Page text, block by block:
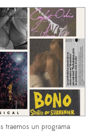
traemos un programa